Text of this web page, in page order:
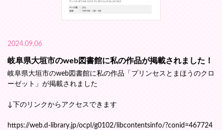
2024.09.06
岐阜県大垣市のweb図書館に私の作品が掲載されました！
岐阜県大垣市のweb図書館に私の作品「プリンセスとまほうのクロ
ーゼット」が掲載されました
↓下のリンクからアクセスできます
https://web.d-library.jp/ocpl/g0102/libcontentsinfo/?conid=467724